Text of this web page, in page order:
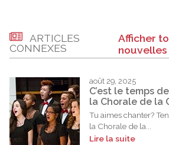
ARTICLES
CONNEXES
Afficher
nouvelles
août 29, 2025
C’est le temps
la Chorale de la
Tu aimes chanter?
la Chorale de la...
Lire la suite